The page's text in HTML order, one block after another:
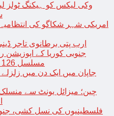
وکی لیکس کو ہیکنگ ٹولز
امریکی شہر شکاگو کی
ارب پتی برطانوی تاجر
جنوبی کوریا کے
مسلسل 126 گھنٹوں تک گانے والی خاتون
فلسطینیوں کی نسل کشی،